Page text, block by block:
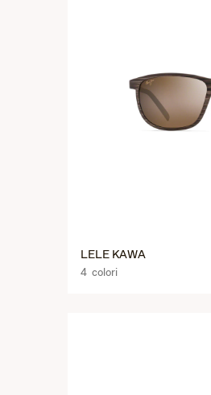
LELE KAWA
4 colori